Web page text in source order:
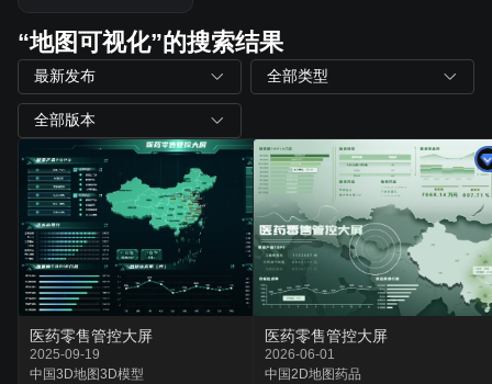
“地图可视化”的搜索结果
最新发布 全部类型
全部版本
医药零售管控大屏
2025-09-19
中国3D地图3D模型
医药零售管控大屏
2026-06-01
中国2D地图药品